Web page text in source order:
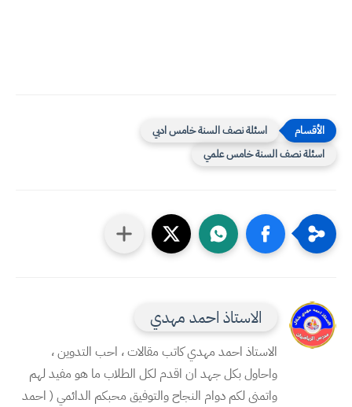
اسئلة نصف السنة خامس ادبي
اسئلة نصف السنة خامس علمي
الاستاذ احمد مهدي
الاستاذ احمد مهدي كاتب مقالات ، احب التدوين ،
واحاول بكل جهد ان اقدم لكل الطلاب ما هو مفيد لهم
واتمنى لكم دوام النجاح والتوفيق محبكم الدائمي ( احمد